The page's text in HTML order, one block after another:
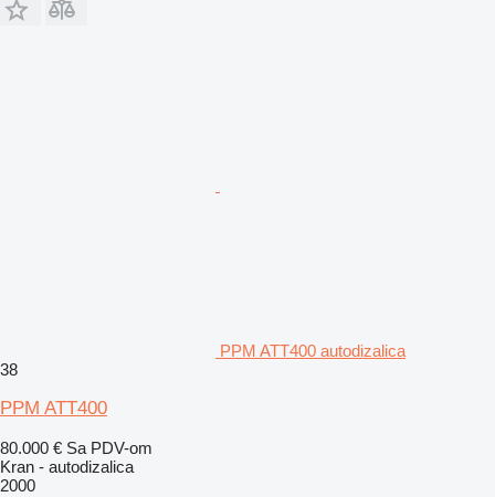
PPM ATT400 autodizalica
38
PPM ATT400
80.000 € Sa PDV-om
Kran - autodizalica
2000